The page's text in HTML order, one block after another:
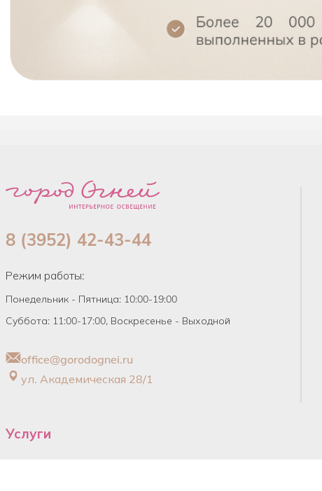
8 (3952) 42-43-44
Режим работы:
Понедельник - Пятница: 10:00-19:00
Суббота: 11:00-17:00, Воскресенье - Выходной
office@gorodognei.ru
ул. Академическая 28/1
Услуги